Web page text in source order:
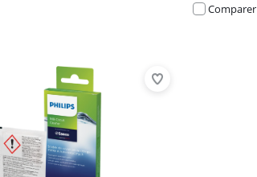
Comparer